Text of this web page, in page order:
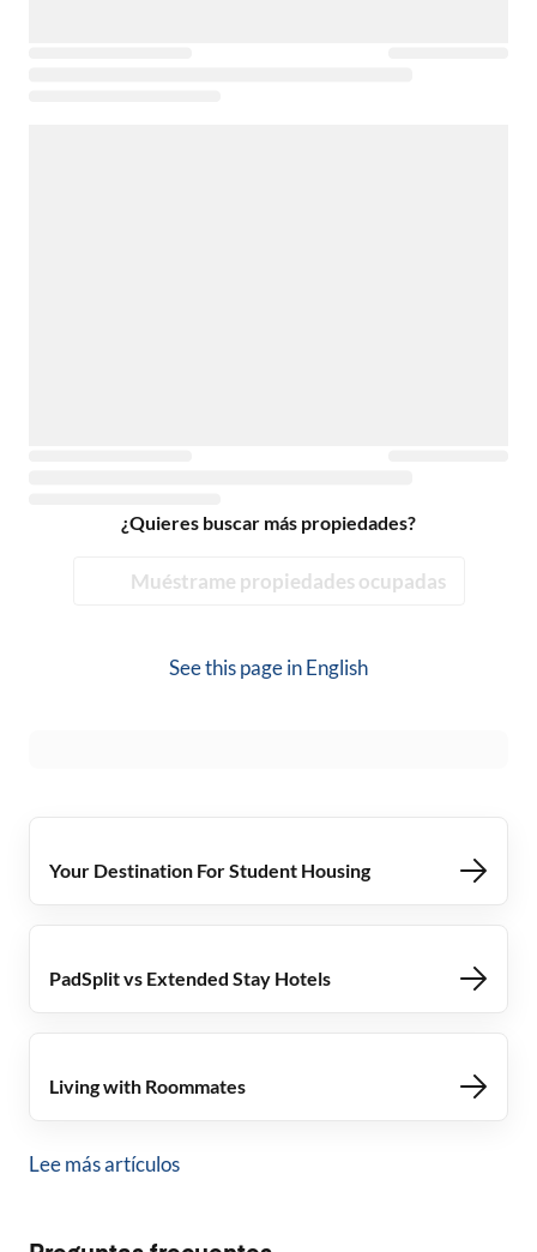
¿Quieres buscar más propiedades?
Muéstrame propiedades ocupadas
See this page inEnglish
Your Destination For Student Housing
PadSplit vs Extended Stay Hotels
Living with Roommates
Lee más artículos